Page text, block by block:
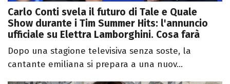
Carlo Conti svela il futuro di Tale e Quale
Show durante i Tim Summer Hits: l'annuncio
ufficiale su Elettra Lamborghini. Cosa farà
Dopo una stagione televisiva senza soste, la
cantante emiliana si prepara a una nuov...